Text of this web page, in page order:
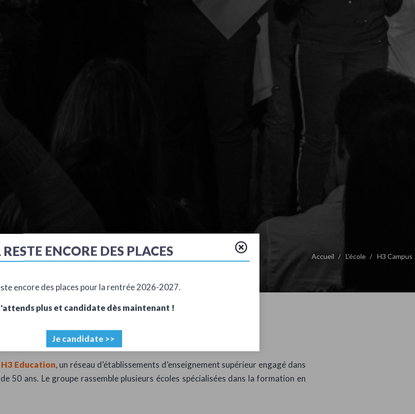
Accueil L'école H3 Campus
1200 apprenants
Education, un réseau d’établissements d’enseignement supérieur engagé dans
50 ans. Le groupe rassemble plusieurs écoles spécialisées dans la formation en
RESTE ENCORE DES PLACES
encore des places pour la rentrée 2026-2027.
plus et candidate dès maintenant !
Je candidate >>